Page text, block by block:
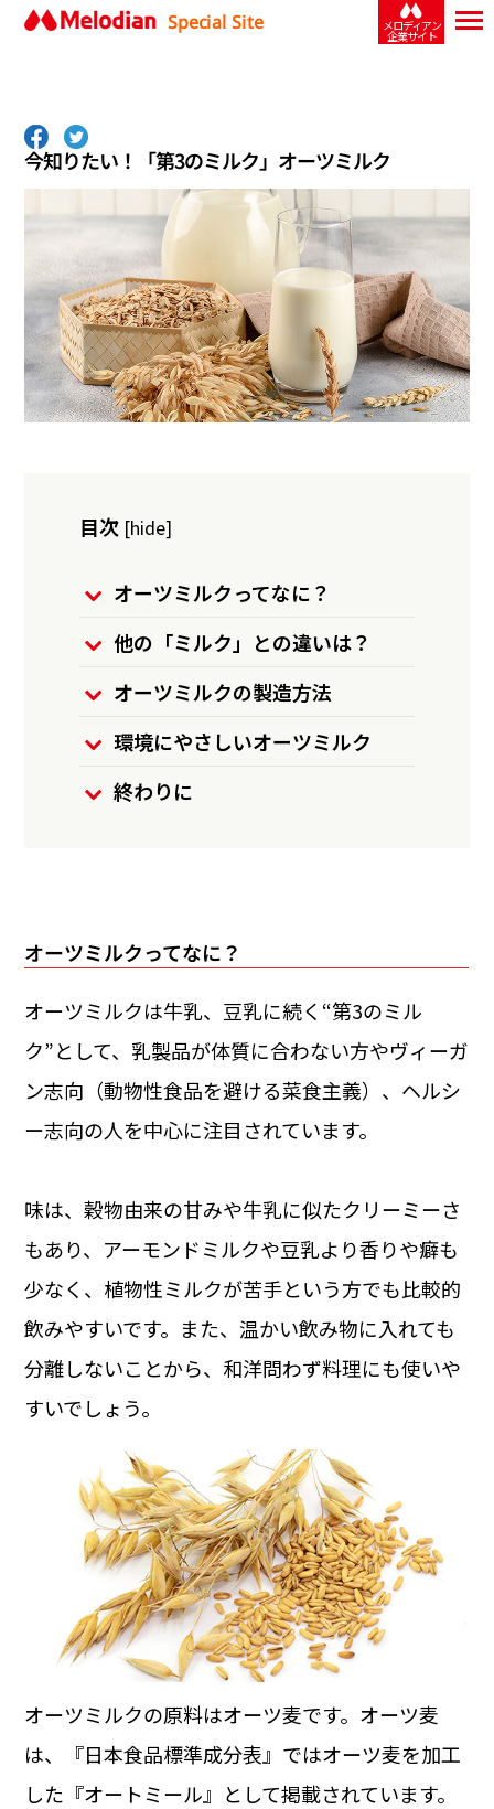
Special Site メロディアン
企業サイト
今知りたい！「第3のミルク」オーツミルク
目次 [hide]
オーツミルクってなに？
他の「ミルク」との違いは？
オーツミルクの製造方法
環境にやさしいオーツミルク
終わりに
オーツミルクってなに？
オーツミルクは牛乳、豆乳に続く“第3のミル
ク”として、乳製品が体質に合わない方やヴィーガ
ン志向（動物性食品を避ける菜食主義）、ヘルシ
ー志向の人を中心に注目されています。
味は、穀物由来の甘みや牛乳に似たクリーミーさ
もあり、アーモンドミルクや豆乳より香りや癖も
少なく、植物性ミルクが苦手という方でも比較的
飲みやすいです。また、温かい飲み物に入れても
分離しないことから、和洋問わず料理にも使いや
すいでしょう。
オーツミルクの原料はオーツ麦です。オーツ麦
は、『日本食品標準成分表』ではオーツ麦を加工
した『オートミール』として掲載されています。